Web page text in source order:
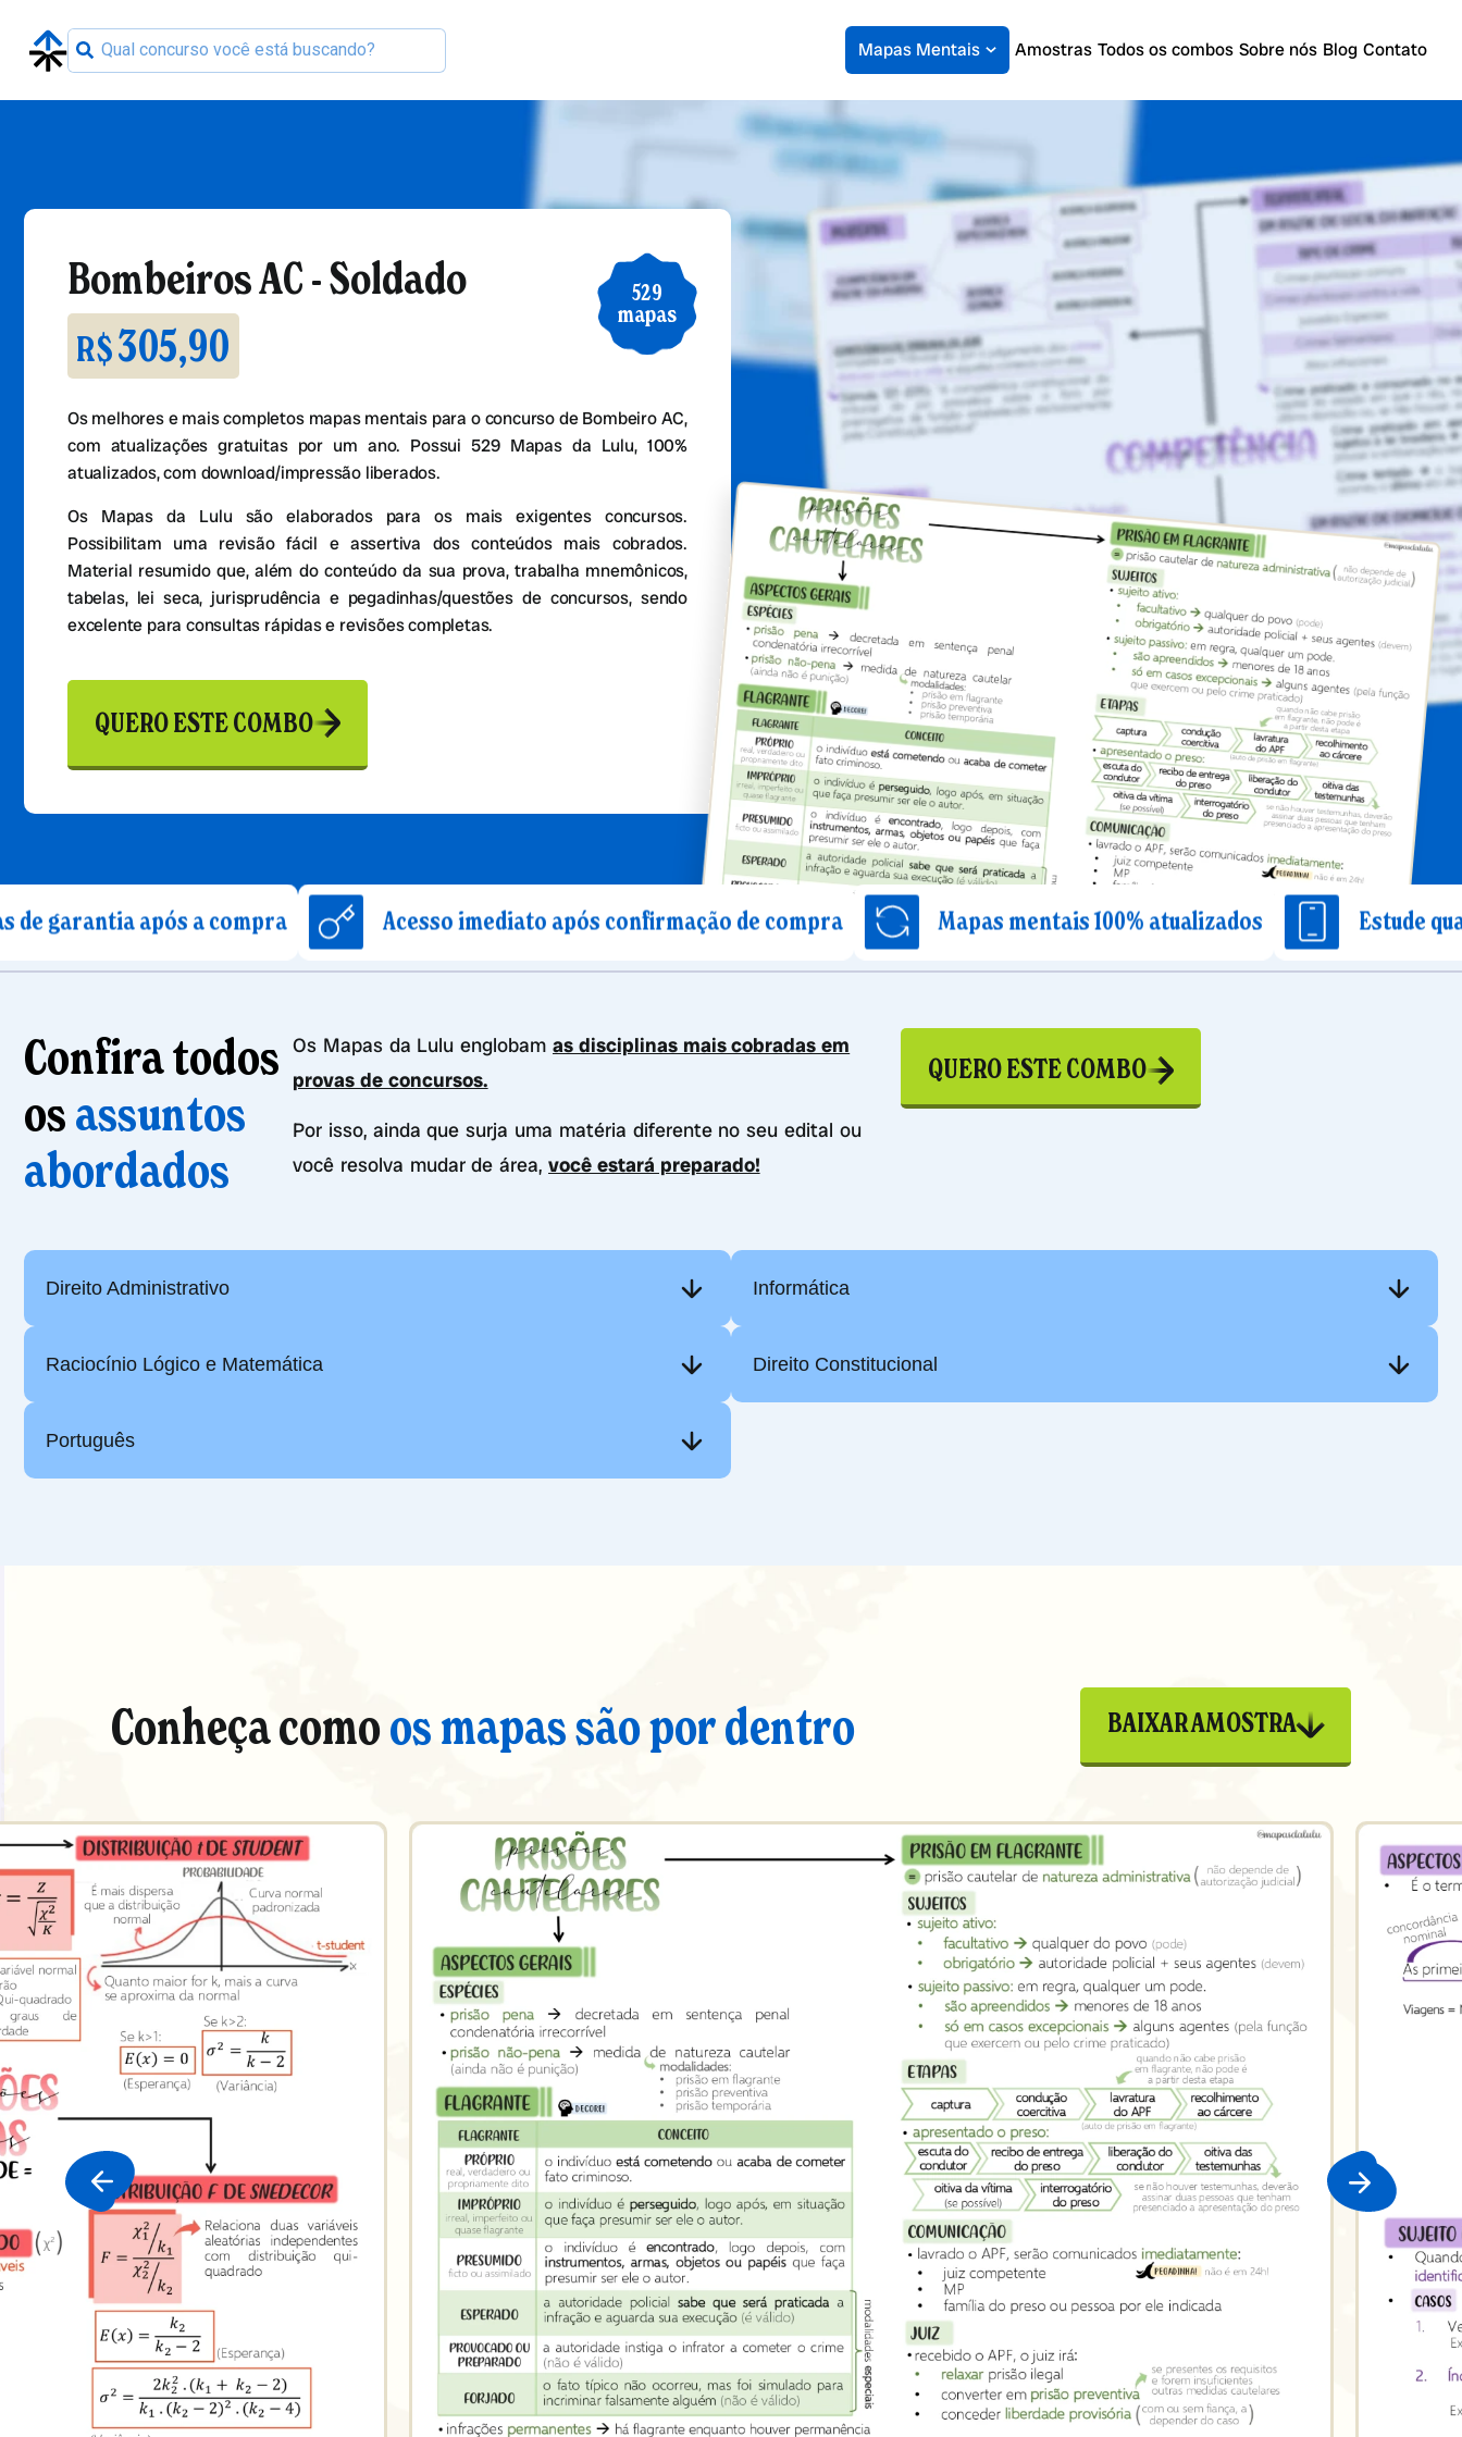
Mapas Mentais Amostras Todos os combos Sobre nós Blog Contato
529
mapas
Bombeiros AC - Soldado
R$305,90
Os melhores e mais completos mapas mentais para o concurso de Bombeiro AC,
com atualizações gratuitas por um ano. Possui 529 Mapas da Lulu, 100%
atualizados, com download/impressão liberados.
Os Mapas da Lulu são elaborados para os mais exigentes concursos.
Possibilitam uma revisão fácil e assertiva dos conteúdos mais cobrados.
Material resumido que, além do conteúdo da sua prova, trabalha mnemônicos,
tabelas, lei seca, jurisprudência e pegadinhas/questões de concursos, sendo
excelente para consultas rápidas e revisões completas.
QUERO ESTE COMBO
após a compra Acesso imediato após confirmação de compra Mapas mentais 100% atualizados Estude quando
Confira todos
osassuntos
abordados
Os Mapas da Lulu englobam as disciplinas mais cobradas em
provas de concursos.
Por isso, ainda que surja uma matéria diferente no seu edital ou
você resolva mudar de área,você estará preparado!
QUERO ESTE COMBO
Direito Administrativo
Raciocínio Lógico e Matemática
Português
Informática
Direito Constitucional
Conheça comoos mapas são por dentro BAIXAR AMOSTRA